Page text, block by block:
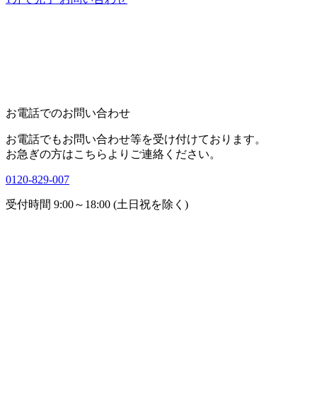
お電話でのお問い合わせ
お電話でもお問い合わせ等を受け付けております。
お急ぎの方はこちらよりご連絡ください。
0120-829-007
受付時間 9:00～18:00 (土日祝を除く)